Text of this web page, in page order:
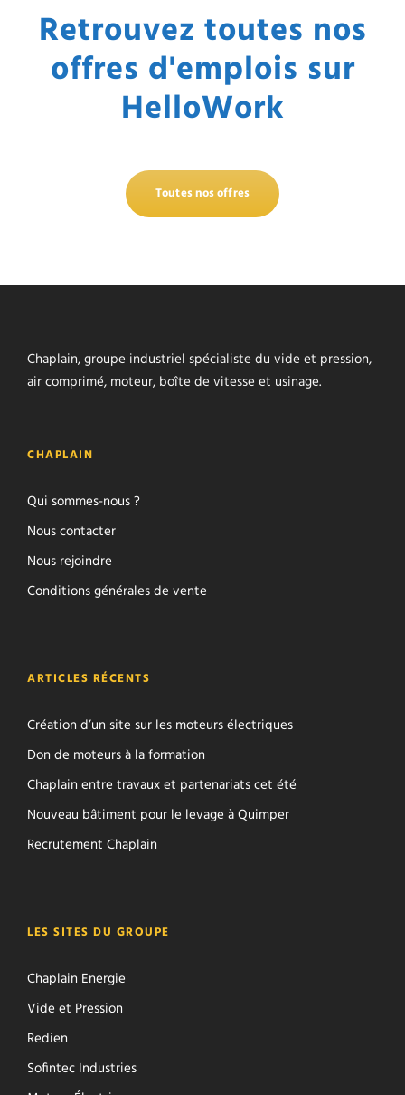
Retrouvez toutes nos
offres d'emplois sur
HelloWork
Toutes nos offres
Chaplain, groupe industriel spécialiste du vide et pression,
air comprimé, moteur, boîte de vitesse et usinage.
CHAPLAIN
Qui sommes-nous ?
Nous contacter
Nous rejoindre
Conditions générales de vente
ARTICLES RÉCENTS
Création d’un site sur les moteurs électriques
Don de moteurs à la formation
Chaplain entre travaux et partenariats cet été
Nouveau bâtiment pour le levage à Quimper
Recrutement Chaplain
LES SITES DU GROUPE
Chaplain Energie
Vide et Pression
Redien
Sofintec Industries